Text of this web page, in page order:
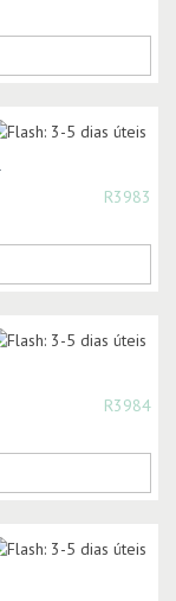
R3983
R3984